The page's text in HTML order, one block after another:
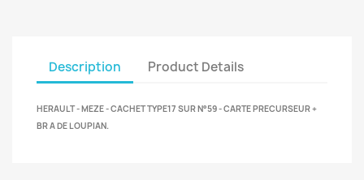
Description Product Details
HERAULT - MEZE - CACHET TYPE17 SUR N°59 - CARTE PRECURSEUR +
BR A DE LOUPIAN.